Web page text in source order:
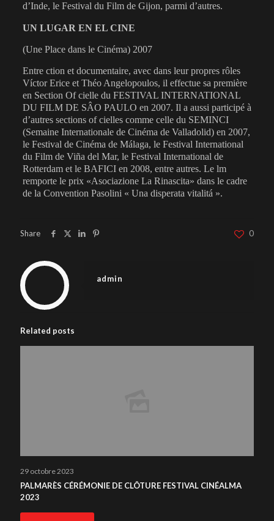
d’Inde, le Festival du Film de Gijon, parmi d’autres.
UN LUGAR EN EL CINE
(Une Place dans le Cinéma) 2007
Entre ction et documentaire, avec dans leur propres rôles
Víctor Erice et Théo Angelopoulos, il effectue sa première
en Section Of cielle du FESTIVAL INTERNATIONAL
DU FILM DE SÂO PAULO en 2007. Il a aussi participé à
d’autres sections of cielles comme celle du SEMINCI
(Semaine Internationale de Cinéma de Valladolid) en 2007,
le Festival de Cinéma de Málaga, le Festival International
du Film de Viña del Mar, le Festival International de
Rotterdam et le BAFICI en 2008, entre autres. Le lm
remporte le prix «Asociazione La Rinascita» dans le cadre
de la Convention Pasolini « Una disperata vitalitá ».
Share 0
admin
Related posts
29 octobre 2023
PALMARÈS CÉRÉMONIE DE CLÔTURE FESTIVAL CINÉALMA
2023